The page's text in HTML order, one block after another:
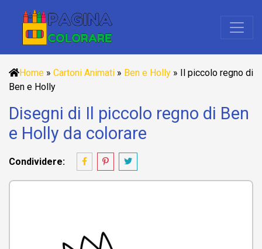
Home » Cartoni Animati » Ben e Holly » Il piccolo regno di
Ben e Holly
Disegni di Il piccolo regno di Ben
e Holly da colorare
Condividere: